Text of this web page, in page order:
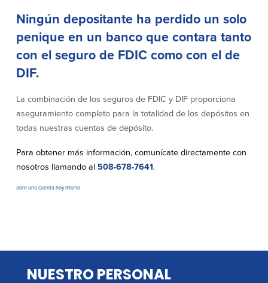
BayCoast Mortgage
en Internet
Comunitaria
patrocinios
Ningún depositante ha perdido un solo
penique en un banco que contara tanto
con el seguro de FDIC como con el de
DIF.
La combinación de los seguros de FDIC y DIF proporciona
aseguramiento completo para la totalidad de los depósitos en
todas nuestras cuentas de depósito.
Para obtener más información, comunícate directamente con
nosotros llamando al 508-678-7641.
abre una cuenta hoy mismo
NUESTRO PERSONAL